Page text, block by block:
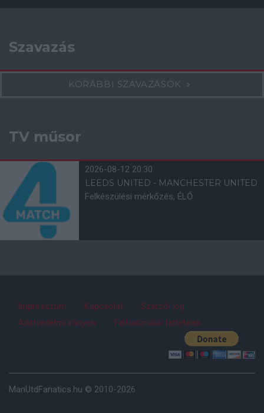
Szavazás
KORÁBBI SZAVAZÁSOK
TV műsor
2026-08-12 20:30
LEEDS UNITED - MANCHESTER UNITED
Felkészülési mérkőzés, ÉLŐ
Impresszum Kapcsolat
Szerzői jog
Adatvédelmi irányelv
Felhasználói feltételek
ManUtdFanatics.hu © 2010-2026